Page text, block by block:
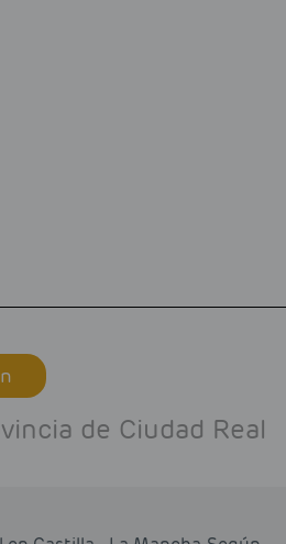
de Ciudad Real